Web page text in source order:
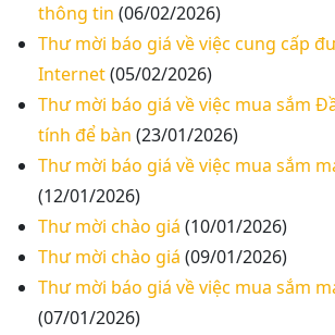
thông tin (06/02/2026)
Thư mời báo giá về việc cung cấp
Internet(05/02/2026)
Thư mời báo giá về việc mua sắm
tính để bàn (23/01/2026)
Thư mời báo giá về việc mua sắm
(12/01/2026)
Thư mời chào giá (10/01/2026)
Thư mời chào giá (09/01/2026)
Thư mời báo giá về việc mua sắm
(07/01/2026)